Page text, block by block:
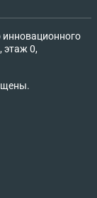
инновационного
этаж 0,